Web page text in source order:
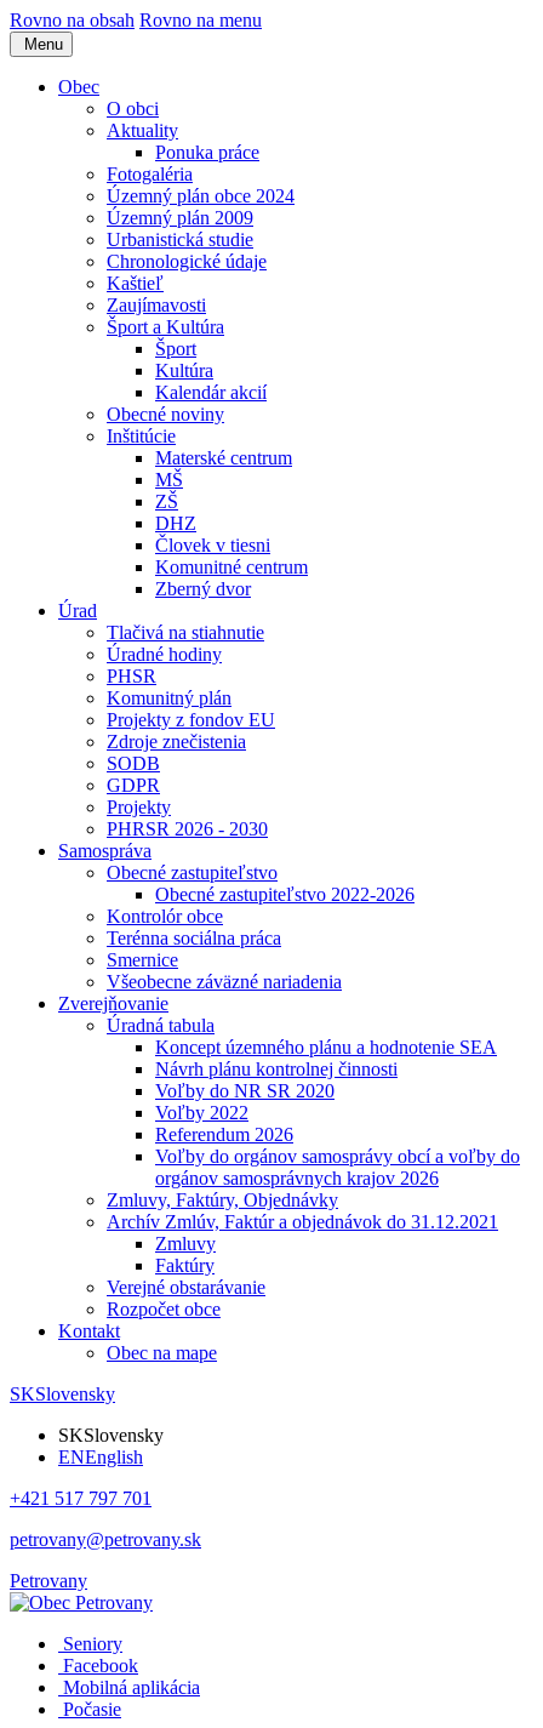
Rovno na obsah Rovno na menu
Menu
Obec
O obci
Aktuality
Ponuka práce
Fotogaléria
Územný plán obce 2024
Územný plán 2009
Urbanistická studie
Chronologické údaje
Kaštieľ
Zaujímavosti
Šport a Kultúra
Šport
Kultúra
Kalendár akcií
Obecné noviny
Inštitúcie
Materské centrum
MŠ
ZŠ
DHZ
Človek v tiesni
Komunitné centrum
Zberný dvor
Úrad
Tlačivá na stiahnutie
Úradné hodiny
PHSR
Komunitný plán
Projekty z fondov EU
Zdroje znečistenia
SODB
GDPR
Projekty
PHRSR 2026 - 2030
Samospráva
Obecné zastupiteľstvo
Obecné zastupiteľstvo 2022-2026
Kontrolór obce
Terénna sociálna práca
Smernice
Všeobecne záväzné nariadenia
Zverejňovanie
Úradná tabula
Koncept územného plánu a hodnotenie SEA
Návrh plánu kontrolnej činnosti
Voľby do NR SR 2020
Voľby 2022
Referendum 2026
Voľby do orgánov samosprávy obcí a voľby do
orgánov samosprávnych krajov 2026
Zmluvy, Faktúry, Objednávky
Archív Zmlúv, Faktúr a objednávok do 31.12.2021
Zmluvy
Faktúry
Verejné obstarávanie
Rozpočet obce
Kontakt
Obec na mape
SKSlovensky
SKSlovensky
ENEnglish
+421 517 797 701
petrovany@petrovany.sk
Petrovany
Seniory
Facebook
Mobilná aplikácia
Počasie